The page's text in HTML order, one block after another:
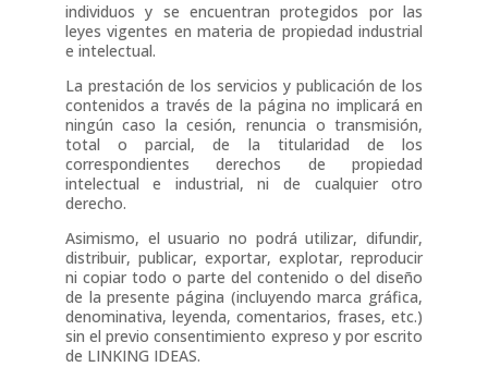
individuos y se encuentran protegidos por las
leyes vigentes en materia de propiedad industrial
e intelectual.
La prestación de los servicios y publicación de los
contenidos a través de la página no implicará en
ningún caso la cesión, renuncia o transmisión,
total o parcial, de la titularidad de los
correspondientes derechos de propiedad
intelectual e industrial, ni de cualquier otro
derecho.
Asimismo, el usuario no podrá utilizar, difundir,
distribuir, publicar, exportar, explotar, reproducir
ni copiar todo o parte del contenido o del diseño
de la presente página (incluyendo marca gráfica,
denominativa, leyenda, comentarios, frases, etc.)
sin el previo consentimiento expreso y por escrito
de LINKING IDEAS.